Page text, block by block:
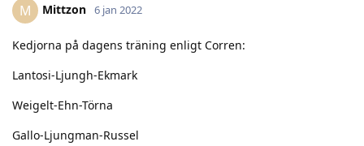
M Mittzon 6 jan 2022
Kedjorna på dagens träning enligt Corren:
Lantosi-Ljungh-Ekmark
Weigelt-Ehn-Törna
Gallo-Ljungman-Russel